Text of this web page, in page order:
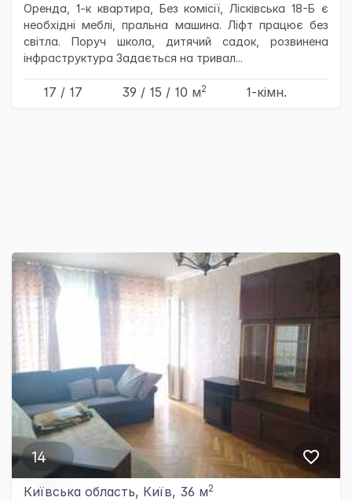
Оренда, 1-к квартира, Без комісії, Лісківська 18-Б є
необхідні меблі, пральна машина. Ліфт працює без
світла. Поруч школа, дитячий садок, розвинена
інфраструктура Задається на тривал...
17 / 17 39 / 15 / 10 м2 1-кімн.
14
Київська область, Київ, 36 м2